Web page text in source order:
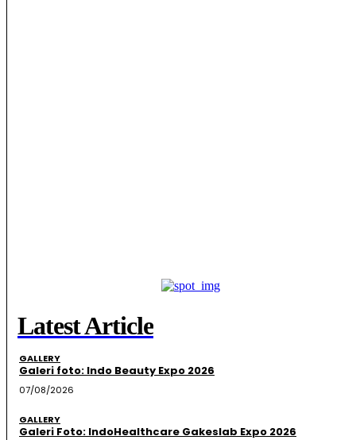
Latest Article
GALLERY
Galeri foto: Indo Beauty Expo 2026
07/08/2026
GALLERY
Galeri Foto: IndoHealthcare Gakeslab Expo 2026